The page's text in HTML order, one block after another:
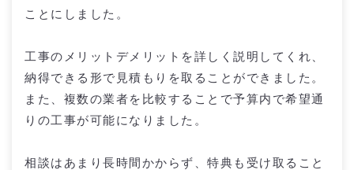
ことにしました。
工事のメリットデメリットを詳しく説明してくれ、
納得できる形で見積もりを取ることができました。
また、複数の業者を比較することで予算内で希望通
りの工事が可能になりました。
相談はあまり長時間かからず、特典も受け取ること